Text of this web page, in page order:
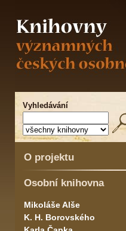
Vyhledávání
O projektu
Osobní knihovna
Mikoláše Alše
K. H. Borovského